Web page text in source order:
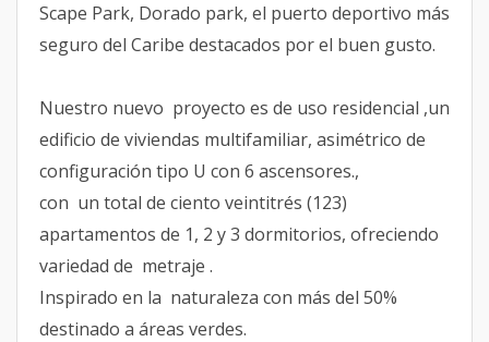
Scape Park, Dorado park, el puerto deportivo más
seguro del Caribe destacados por el buen gusto.
Nuestro nuevo proyecto es de uso residencial ,un
edificio de viviendas multifamiliar, asimétrico de
configuración tipo U con 6 ascensores.,
con un total de ciento veintitrés (123)
apartamentos de 1, 2 y 3 dormitorios, ofreciendo
variedad de metraje .
Inspirado en la naturaleza con más del 50%
destinado a áreas verdes.